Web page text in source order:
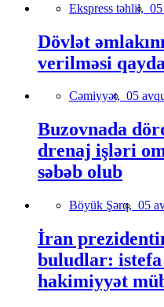
Ekspress təhlil,
Dövlət
verilməsi
Cəmiyyət, 05
Buzovnada
drenaj işləri
səbəb olub
Böyük Şərq, 05
İran
buludlar: istefa
hakimiyyət